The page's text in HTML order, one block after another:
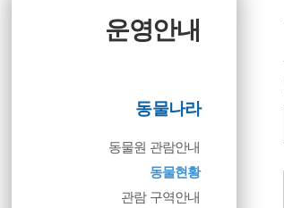
운영안내
동물나라
동물원 관람안내
동물현황
관람 구역안내